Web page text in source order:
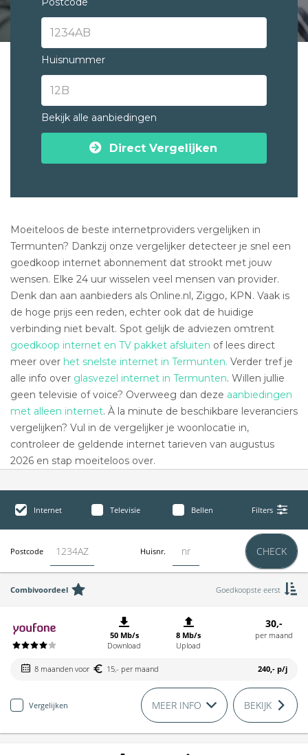
Huisnummer
Bekijk alle aanbiedingen
Direct Vergelijken
Moeiteloos de beste internetproviders vergelijken in
Termunten? Dankzij onze vergelijker detecteer je snel een
goedkoop internet abonnement dat strookt met jouw
wensen. Elke 24 uur wisselen veel mensen van provider.
Denk dan aan aanbieders als Online.nl, Ziggo, KPN. Vaak is
de hoge prijs een reden, echter ook dat de huidige
verbinding niet bevalt. Spot gelijk de adviezen omtrent
goedkoop internet en TV pakket afsluiten of lees direct
meer over het snelste internet in Termunten. Verder tref je
alle info over glasvezel internet in Termunten. Willen jullie
geen televisie of voice? Overweeg dan deze aanbiedingen
met alleen internet. À la minute de beschikbare leveranciers
vergelijken? Vul in de vergelijker je woonlocatie in,
controleer de geldende internet tarieven van augustus
2026 en stap moeiteloos over.
Internet Televisie Bellen Filters
Postcode Huisnr. CHECK
Combivoordeel Goedkoopste eerst
50 Mb/s
Download
8 Mb/s
Upload
30,-
per maand
8 maanden voor 15,- per maand 240,- p/j
Vergelijken MEER INFO BEKIJK